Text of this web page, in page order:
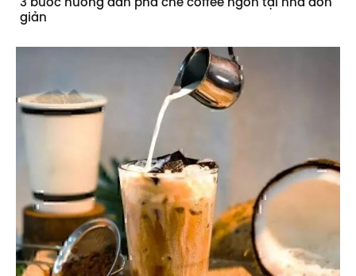
3 bước hướng dẫn pha chế coffee ngon tại nhà đơn
giản